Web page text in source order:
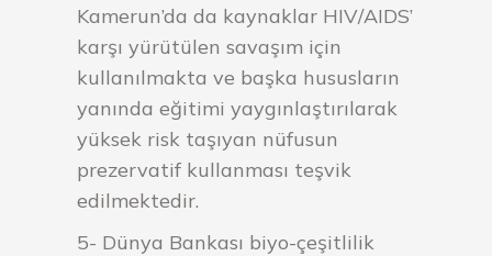
Kamerun’da da kaynaklar HIV/AIDS’
karşı yürütülen savaşım için
kullanılmakta ve başka hususların
yanında eğitimi yaygınlaştırılarak
yüksek risk taşıyan nüfusun
prezervatif kullanması teşvik
edilmektedir.
5- Dünya Bankası biyo-çeşitlilik